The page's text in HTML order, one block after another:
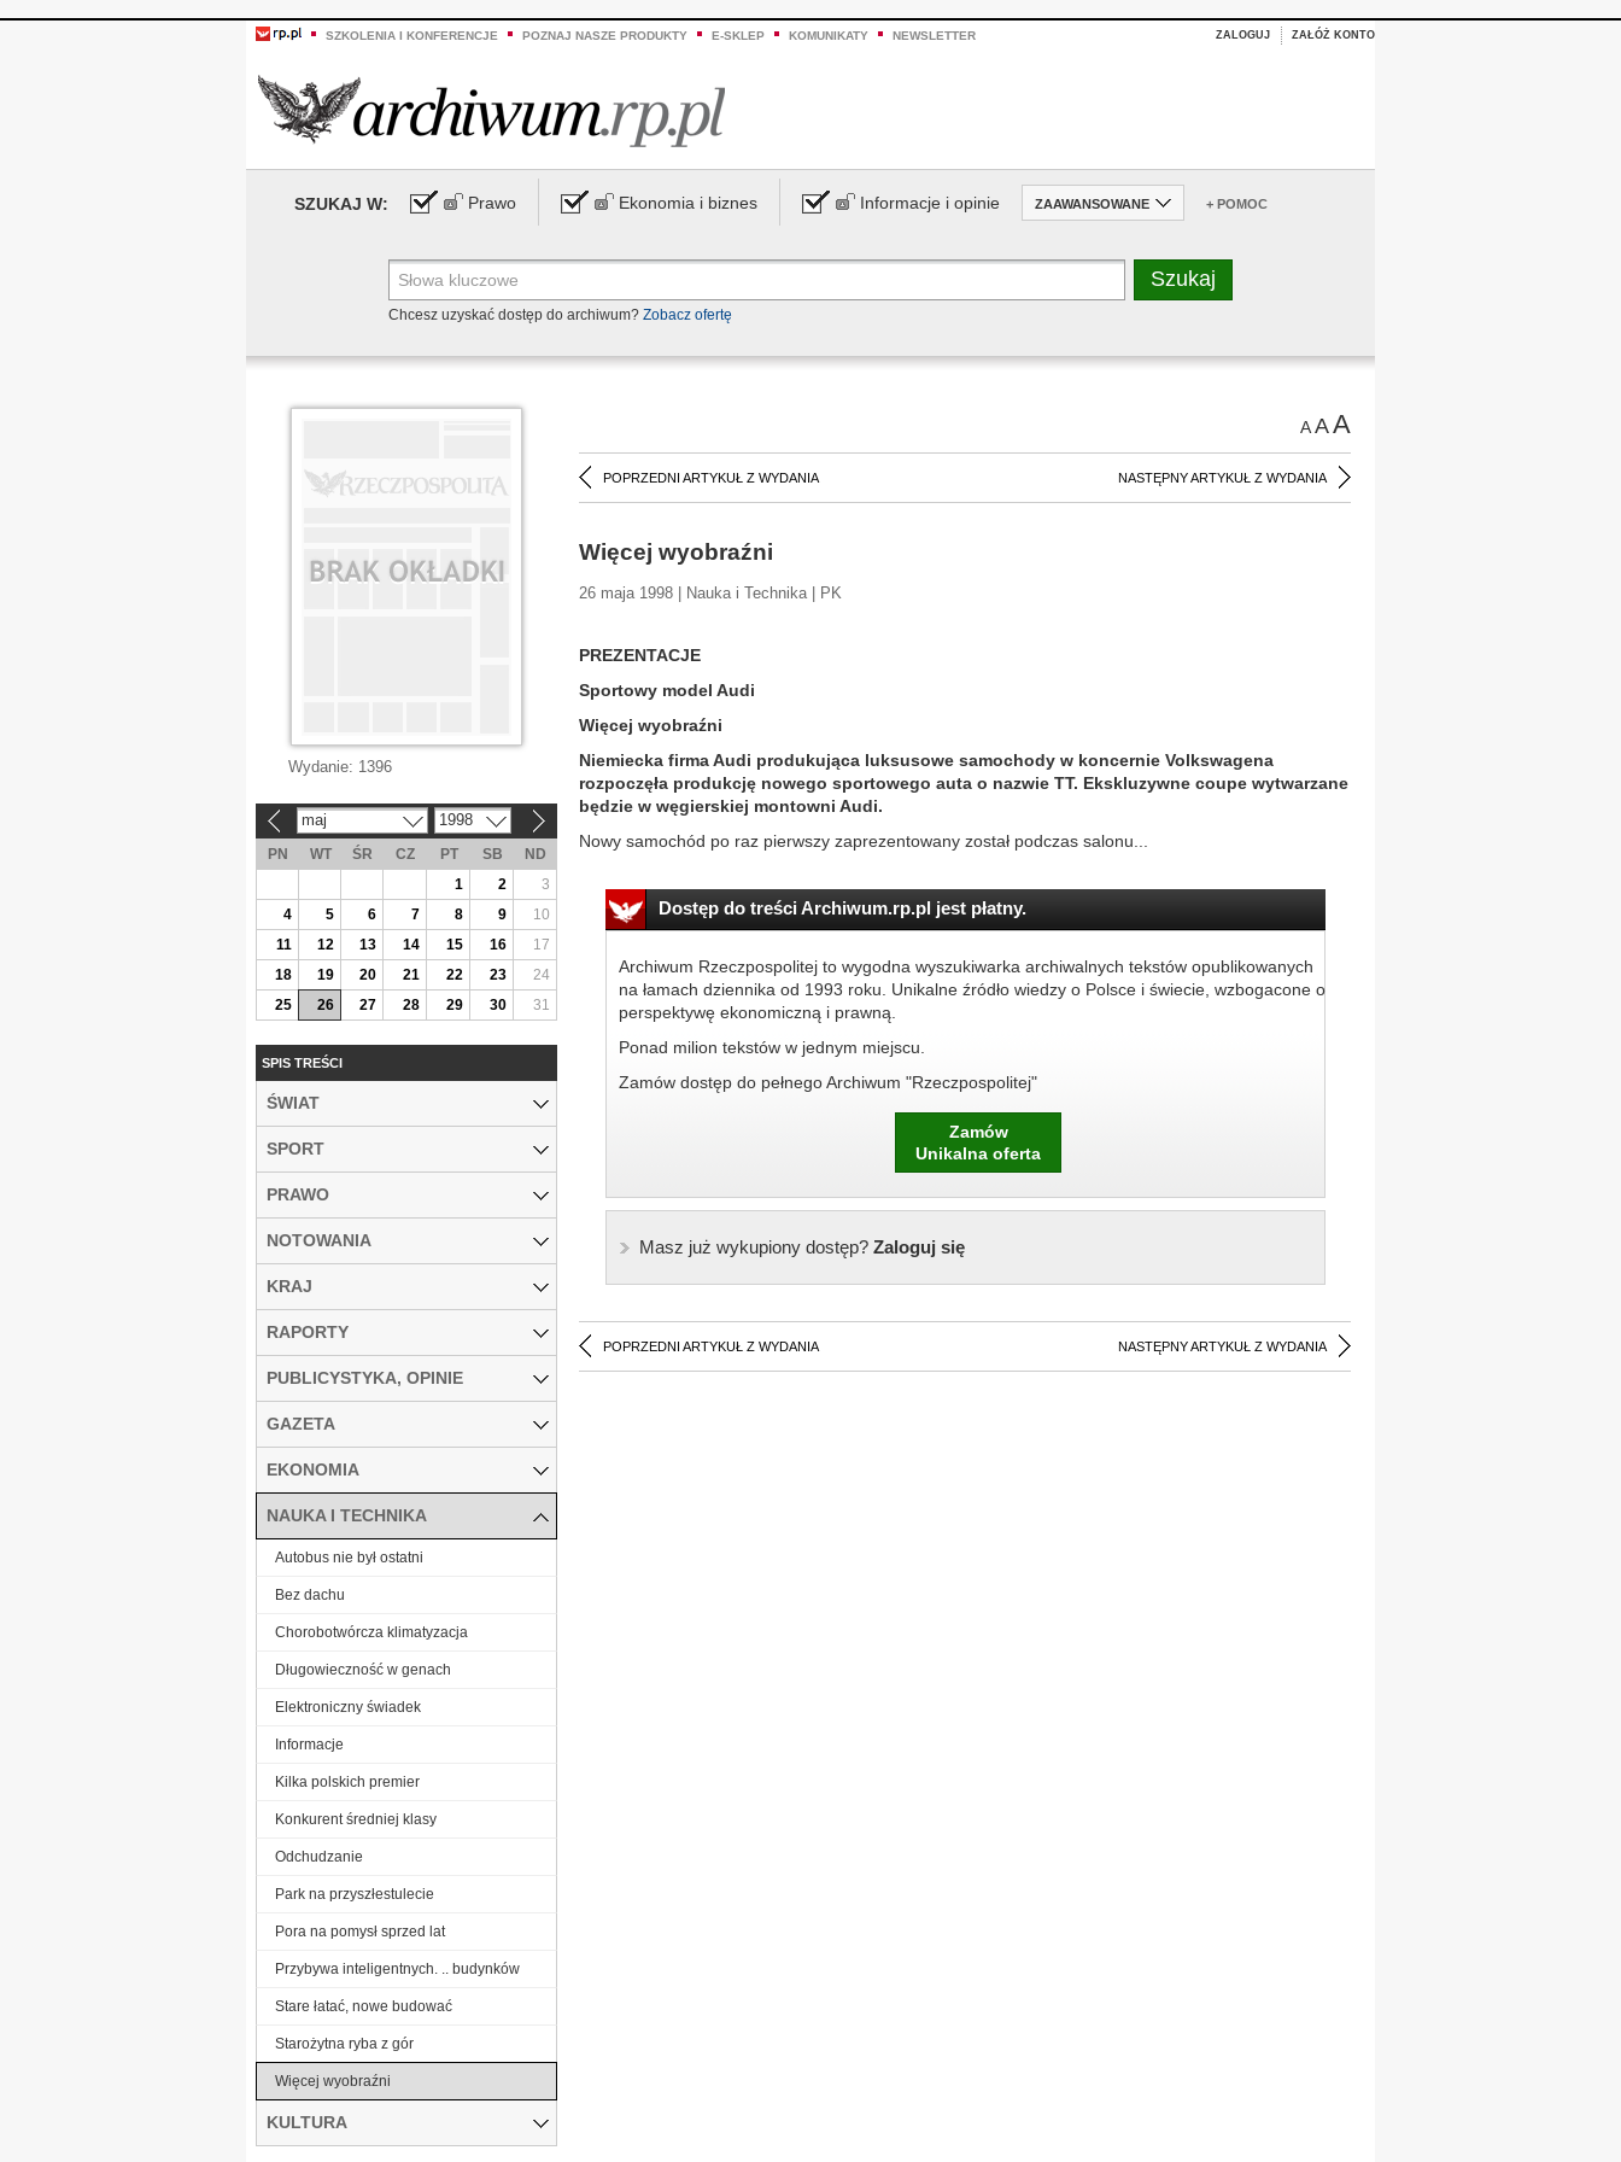
SZKOLENIA I KONFERENCJE POZNAJ NASZE PRODUKTY E-SKLEP KOMUNIKATY NEWSLETTER ZALOGUJ ZAŁÓŻ KONTO
SZUKAJ W: Prawo Ekonomia i biznes Informacje i opinie ZAAWANSOWANE + POMOC
Chcesz uzyskać dostęp do archiwum? Zobacz ofertę
AAA
POPRZEDNI ARTYKUŁ Z WYDANIA NASTĘPNY ARTYKUŁ Z WYDANIA
Więcej wyobraźni
26 maja 1998 | Nauka i Technika | PK
PREZENTACJE
Sportowy model Audi
Więcej wyobraźni
Niemiecka firma Audi produkująca luksusowe samochody w koncernie Volkswagena
rozpoczęła produkcję nowego sportowego auta o nazwie TT. Ekskluzywne coupe wytwarzane
będzie w węgierskiej montowni Audi.
Nowy samochód po raz pierwszy zaprezentowany został podczas salonu...
Dostęp do treści Archiwum.rp.pl jest płatny.
Archiwum Rzeczpospolitej to wygodna wyszukiwarka archiwalnych tekstów opublikowanych
na łamach dziennika od 1993 roku. Unikalne źródło wiedzy o Polsce i świecie, wzbogacone o
perspektywę ekonomiczną i prawną.
Ponad milion tekstów w jednym miejscu.
Zamów dostęp do pełnego Archiwum "Rzeczpospolitej"
Zamów
Unikalna oferta
Masz już wykupiony dostęp?Zaloguj się
POPRZEDNI ARTYKUŁ Z WYDANIA NASTĘPNY ARTYKUŁ Z WYDANIA
Wydanie: 1396
maj 1998
PN WT ŚR CZ PT SB
ND
1
2
3
4
5 6 7 8 9
10
11
12 13 14 15 16
17
18
19 20 21 22 23
24
25
26 27 28 29 30 31
SPIS TREŚCI
ŚWIAT
SPORT
PRAWO
NOTOWANIA
KRAJ
RAPORTY
PUBLICYSTYKA, OPINIE
GAZETA
EKONOMIA
NAUKA I TECHNIKA
Autobus nie był ostatni
Bez dachu
Chorobotwórcza klimatyzacja
Długowieczność w genach
Elektroniczny świadek
Informacje
Kilka polskich premier
Konkurent średniej klasy
Odchudzanie
Park na przyszłestulecie
Pora na pomysł sprzed lat
Przybywa inteligentnych. .. budynków
Stare łatać, nowe budować
Starożytna ryba z gór
Więcej wyobraźni
KULTURA